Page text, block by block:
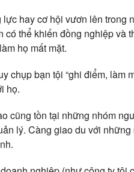
hay cơ hội vươn lên
có thể khiến đồng nghiệp và
họ mất mặt.
chụp bạn tội “ghi điểm, làm
họ.
cũng tồn tại những nhóm
lý. Càng giao du với